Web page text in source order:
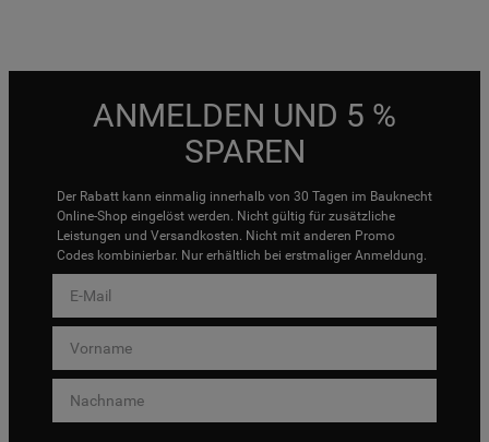
ANMELDEN UND 5 %
SPAREN
Der Rabatt kann einmalig innerhalb von 30 Tagen im Bauknecht
Online-Shop eingelöst werden. Nicht gültig für zusätzliche
Leistungen und Versandkosten. Nicht mit anderen Promo
Codes kombinierbar. Nur erhältlich bei erstmaliger Anmeldung.